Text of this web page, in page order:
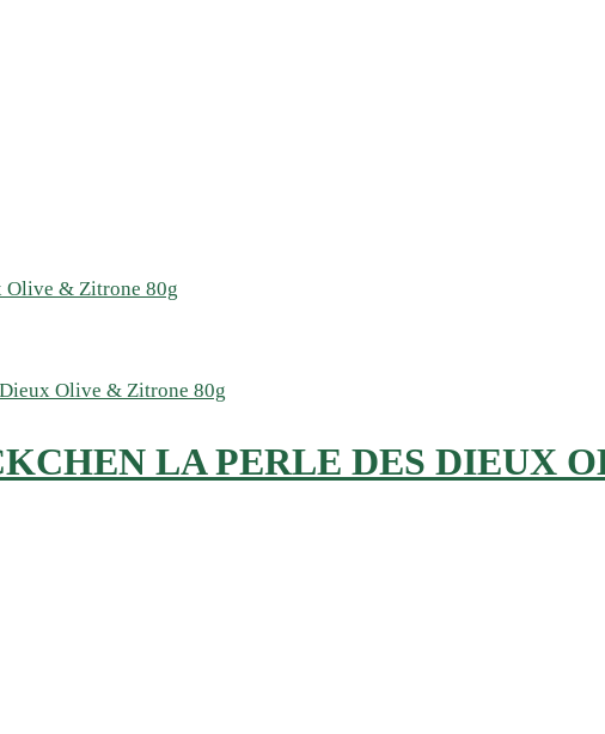
LA PERLE DES DIEUX